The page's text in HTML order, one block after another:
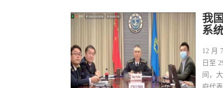
我
系
12 月
日至
间，